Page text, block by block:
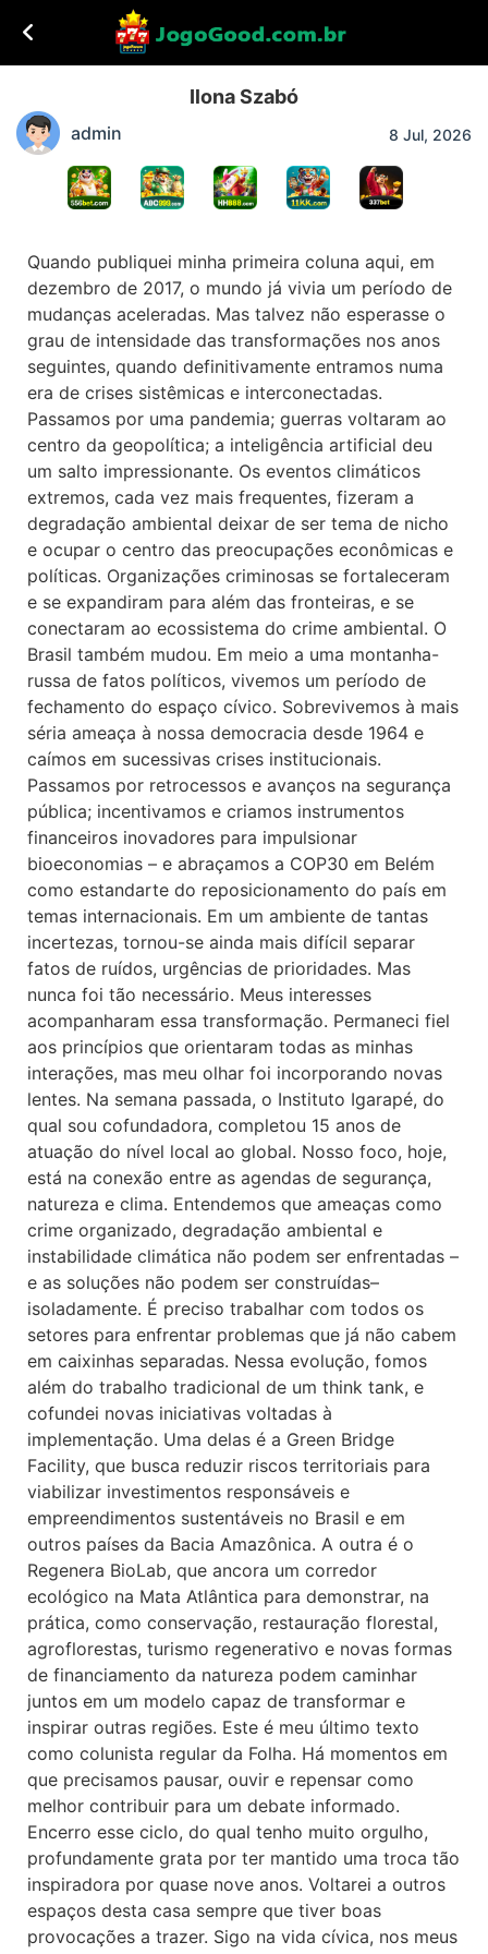
Ilona Szabó
admin 8 Jul, 2026
Quando publiquei minha primeira coluna aqui, em
dezembro de 2017, o mundo já vivia um período de
mudanças aceleradas. Mas talvez não esperasse o
grau de intensidade das transformações nos anos
seguintes, quando definitivamente entramos numa
era de crises sistêmicas e interconectadas.
Passamos por uma pandemia; guerras voltaram ao
centro da geopolítica; a inteligência artificial deu
um salto impressionante. Os eventos climáticos
extremos, cada vez mais frequentes, fizeram a
degradação ambiental deixar de ser tema de nicho
e ocupar o centro das preocupações econômicas e
políticas. Organizações criminosas se fortaleceram
e se expandiram para além das fronteiras, e se
conectaram ao ecossistema do crime ambiental. O
Brasil também mudou. Em meio a uma montanha-
russa de fatos políticos, vivemos um período de
fechamento do espaço cívico. Sobrevivemos à mais
séria ameaça à nossa democracia desde 1964 e
caímos em sucessivas crises institucionais.
Passamos por retrocessos e avanços na segurança
pública; incentivamos e criamos instrumentos
financeiros inovadores para impulsionar
bioeconomias – e abraçamos a COP30 em Belém
como estandarte do reposicionamento do país em
temas internacionais. Em um ambiente de tantas
incertezas, tornou-se ainda mais difícil separar
fatos de ruídos, urgências de prioridades. Mas
nunca foi tão necessário. Meus interesses
acompanharam essa transformação. Permaneci fiel
aos princípios que orientaram todas as minhas
interações, mas meu olhar foi incorporando novas
lentes. Na semana passada, o Instituto Igarapé, do
qual sou cofundadora, completou 15 anos de
atuação do nível local ao global. Nosso foco, hoje,
está na conexão entre as agendas de segurança,
natureza e clima. Entendemos que ameaças como
crime organizado, degradação ambiental e
instabilidade climática não podem ser enfrentadas –
e as soluções não podem ser construídas–
isoladamente. É preciso trabalhar com todos os
setores para enfrentar problemas que já não cabem
em caixinhas separadas. Nessa evolução, fomos
além do trabalho tradicional de um think tank, e
cofundei novas iniciativas voltadas à
implementação. Uma delas é a Green Bridge
Facility, que busca reduzir riscos territoriais para
viabilizar investimentos responsáveis e
empreendimentos sustentáveis no Brasil e em
outros países da Bacia Amazônica. A outra é o
Regenera BioLab, que ancora um corredor
ecológico na Mata Atlântica para demonstrar, na
prática, como conservação, restauração florestal,
agroflorestas, turismo regenerativo e novas formas
de financiamento da natureza podem caminhar
juntos em um modelo capaz de transformar e
inspirar outras regiões. Este é meu último texto
como colunista regular da Folha. Há momentos em
que precisamos pausar, ouvir e repensar como
melhor contribuir para um debate informado.
Encerro esse ciclo, do qual tenho muito orgulho,
profundamente grata por ter mantido uma troca tão
inspiradora por quase nove anos. Voltarei a outros
espaços desta casa sempre que tiver boas
provocações a trazer. Sigo na vida cívica, nos meus